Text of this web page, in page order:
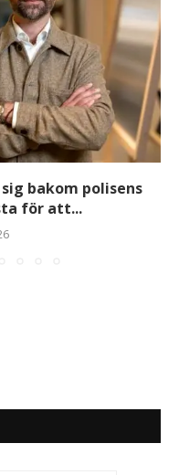
bakom polisens
för att...